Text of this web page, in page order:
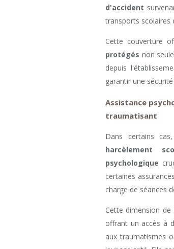
d'accident
transports scolaires
Cette couverture
protégés non
depuis
garantir une
Assistance
traumatisant
Dans certains
harcèlement
psychologique
certaines
charge de séances
Cette dimension de
offrant un accès à
aux traumatismes